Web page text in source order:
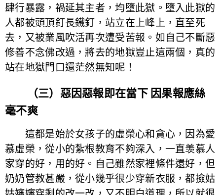
肆行暴露，禍延其主者，均墮此獄。墮入此獄的
人都被頭頂釘長鐵釘，站立在上峰上，直至死
去，又被業風吹活再次遭受苦報。如自己不斷惡
修善不念佛改過，將去的地獄豈止這兩個，真的
站在地獄門口還茫然無知呢！
（三）惡因惡報即在當下 因果報應絲
毫不爽
這都是始於女孩子的虛榮心和貪心，因為愛
慕虛榮，從小的紮根教育不夠深入，一直羡慕人
家穿的好，用的好。自己雖然家裡條件還好，但
奶奶管教甚嚴，從小幾乎很少穿新衣服，都撿姑